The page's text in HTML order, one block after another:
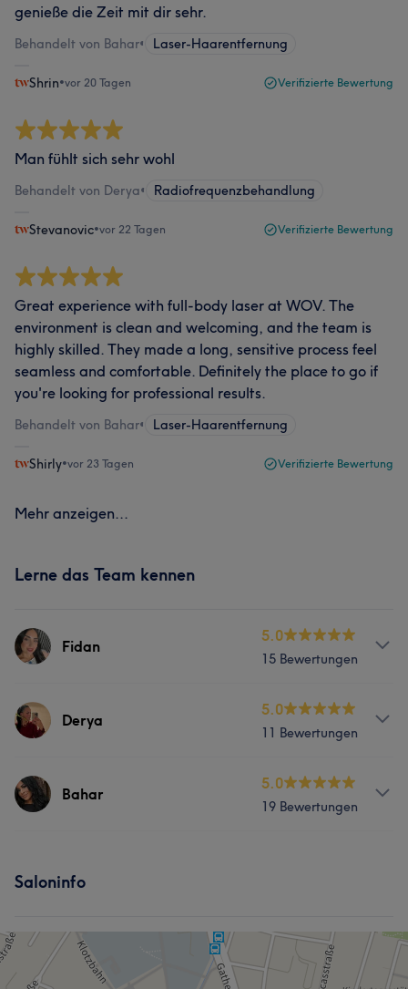
genieße die Zeit mit dir sehr.
Behandelt von Bahar• Laser-Haarentfernung
Shrin•vor 20 Tagen Verifizierte Bewertung
Man fühlt sich sehr wohl
Behandelt von Derya• Radiofrequenzbehandlung
Stevanovic•vor 22 Tagen Verifizierte Bewertung
Great experience with full-body laser at WOV. The
environment is clean and welcoming, and the team is
highly skilled. They made a long, sensitive process feel
seamless and comfortable. Definitely the place to go if
you're looking for professional results.
Behandelt von Bahar• Laser-Haarentfernung
Shirly•vor 23 Tagen Verifizierte Bewertung
Mehr anzeigen...
Lerne das Team kennen
Fidan
5.0
15 Bewertungen
Services
Kosmetische Zahnmedizin
Derya
5.0
11 Bewertungen
Services
Bahar
5.0
19 Bewertungen
Kosmetische Zahnmedizin
Saloninfo